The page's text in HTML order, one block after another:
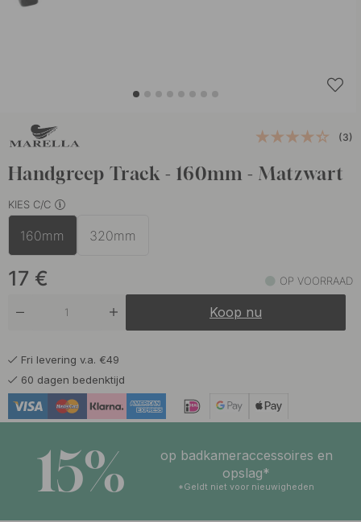
(3)
Handgreep Track - 160mm - Matzwart
KIES C/C
160mm 320mm
17 € OP VOORRAAD
Koop nu
Fri levering v.a. €49
60 dagen bedenktijd
15%
op badkameraccessoires en
opslag*
*Geldt niet voor nieuwigheden